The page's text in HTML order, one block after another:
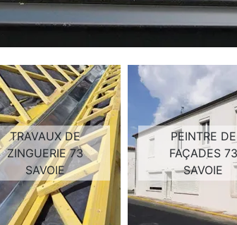
TRAVAUX DE
ZINGUERIE 73
SAVOIE
PEINTRE DE
FAÇADES 73
SAVOIE